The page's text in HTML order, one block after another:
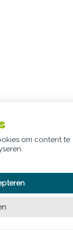
om content te